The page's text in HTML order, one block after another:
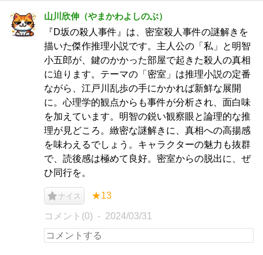
山川欣伸（やまかわよしのぶ）
『D坂の殺人事件』は、密室殺人事件の謎解きを
描いた傑作推理小説です。主人公の「私」と明智
小五郎が、鍵のかかった部屋で起きた殺人の真相
に迫ります。テーマの「密室」は推理小説の定番
ながら、江戸川乱歩の手にかかれば新鮮な展開
に。心理学的観点からも事件が分析され、面白味
を加えています。明智の鋭い観察眼と論理的な推
理が見どころ。緻密な謎解きに、真相への高揚感
を味わえるでしょう。キャラクターの魅力も抜群
で、読後感は極めて良好。密室からの脱出に、ぜ
ひ同行を。
ナイス ★13
コメント(0) 2024/03/31